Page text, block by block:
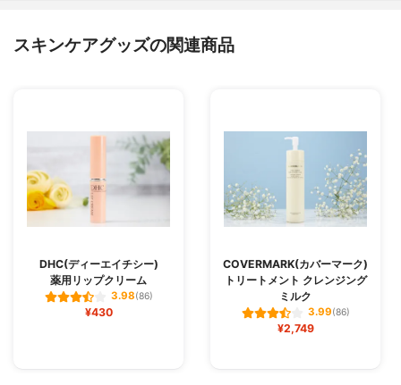
スキンケアグッズの関連商品
DHC(ディーエイチシー)
薬用リップクリーム
3.98(86)
¥430
COVERMARK(カバーマーク)
トリートメント クレンジング
ミルク
3.99(86)
¥2,749